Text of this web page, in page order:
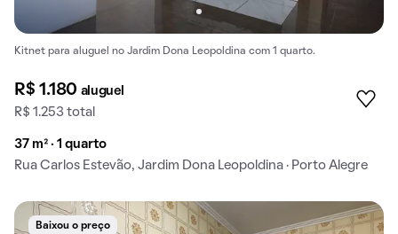
Kitnet para aluguel no Jardim Dona Leopoldina com 1 quarto.
R$ 1.180 aluguel
R$ 1.253 total
37 m² · 1 quarto
Rua Carlos Estevão, Jardim Dona Leopoldina · Porto Alegre
Baixou o preço